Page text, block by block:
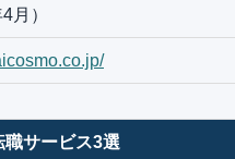
月）
サービス3選